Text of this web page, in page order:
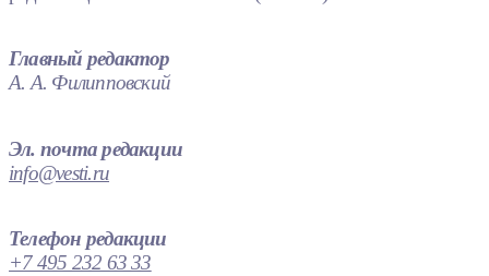
Главный редактор
А. А. Филипповский
Эл. почта редакции
info@vesti.ru
Телефон редакции
+7 495 232 63 33